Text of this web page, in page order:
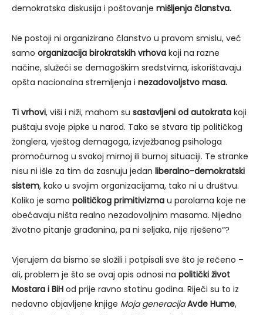
demokratska diskusija i poštovanje mišljenja članstva.
Ne postoji ni organizirano članstvo u pravom smislu, već
samo organizacija birokratskih vrhova koji na razne
načine, služeći se demagoškim sredstvima, iskorištavaju
opšta nacionalna stremljenja i nezadovoljstvo masa.
Ti vrhovi, viši i niži, mahom su sastavljeni od autokrata koji
puštaju svoje pipke u narod. Tako se stvara tip političkog
žonglera, vještog demagoga, izvježbanog psihologa
promoćurnog u svakoj mirnoj ili burnoj situaciji. Te stranke
nisu ni išle za tim da zasnuju jedan liberalno-demokratski
sistem, kako u svojim organizacijama, tako ni u društvu.
Koliko je samo političkog primitivizma u parolama koje ne
obećavaju ništa realno nezadovoljnim masama. Nijedno
životno pitanje građanina, pa ni seljaka, nije riješeno“?
Vjerujem da bismo se složili i potpisali sve što je rečeno –
ali, problem je što se ovaj opis odnosi na politički život
Mostara i BiH od prije ravno stotinu godina. Riječi su to iz
nedavno objavljene knjige Moja generacija Avde Hume,